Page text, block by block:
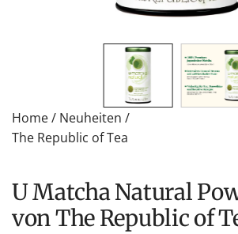
Home/ Neuheiten /
The Republic of Tea
U Matcha Natural Powder Tea
von The Republic of